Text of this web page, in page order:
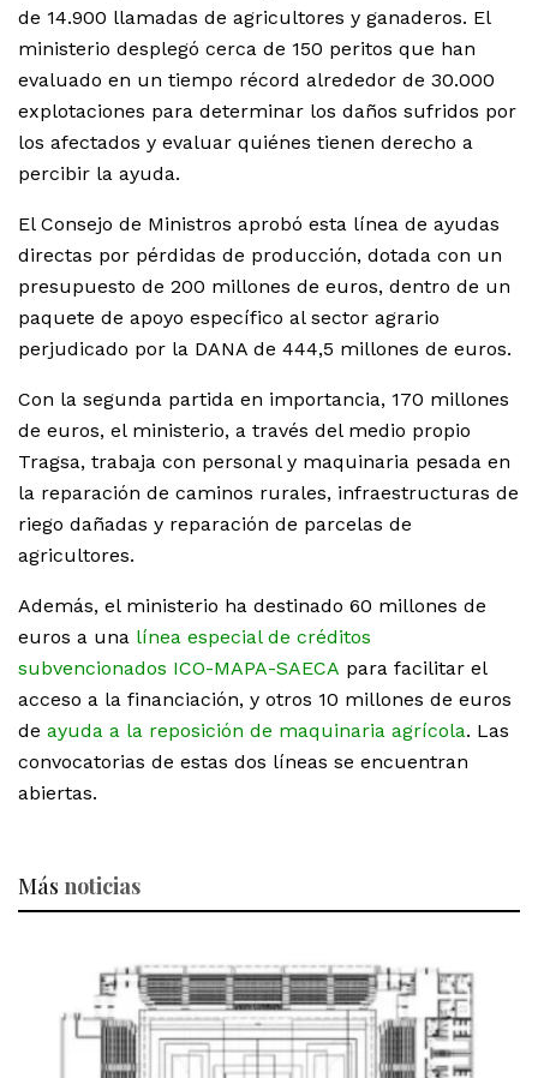
de 14.900 llamadas de agricultores y ganaderos. El
ministerio desplegó cerca de 150 peritos que han
evaluado en un tiempo récord alrededor de 30.000
explotaciones para determinar los daños sufridos por
los afectados y evaluar quiénes tienen derecho a
percibir la ayuda.
El Consejo de Ministros aprobó esta línea de ayudas
directas por pérdidas de producción, dotada con un
presupuesto de 200 millones de euros, dentro de un
paquete de apoyo específico al sector agrario
perjudicado por la DANA de 444,5 millones de euros.
Con la segunda partida en importancia, 170 millones
de euros, el ministerio, a través del medio propio
Tragsa, trabaja con personal y maquinaria pesada en
la reparación de caminos rurales, infraestructuras de
riego dañadas y reparación de parcelas de
agricultores.
Además, el ministerio ha destinado 60 millones de
euros a una línea especial de créditos
subvencionados ICO-MAPA-SAECA para facilitar el
acceso a la financiación, y otros 10 millones de euros
de ayuda a la reposición de maquinaria agrícola. Las
convocatorias de estas dos líneas se encuentran
abiertas.
Más noticias